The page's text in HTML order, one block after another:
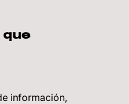
que
información,